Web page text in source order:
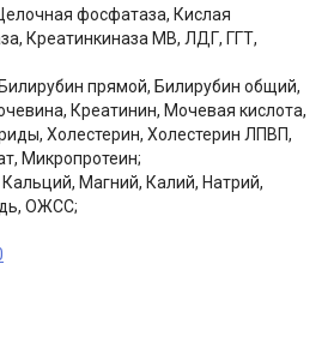
фосфатаза, Кислая
Креатинкиназа МВ, ЛДГ, ГГТ,
прямой, Билирубин общий,
Креатинин, Мочевая кислота,
Холестерин, Холестерин ЛПВП,
Микропротеин;
Магний, Калий, Натрий,
ОЖСС;